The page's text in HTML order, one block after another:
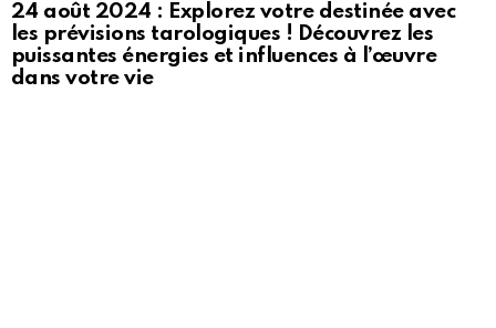
24 août 2024 : Explorez votre destinée avec
les prévisions tarologiques ! Découvrez les
puissantes énergies et influences à l’œuvre
dans votre vie